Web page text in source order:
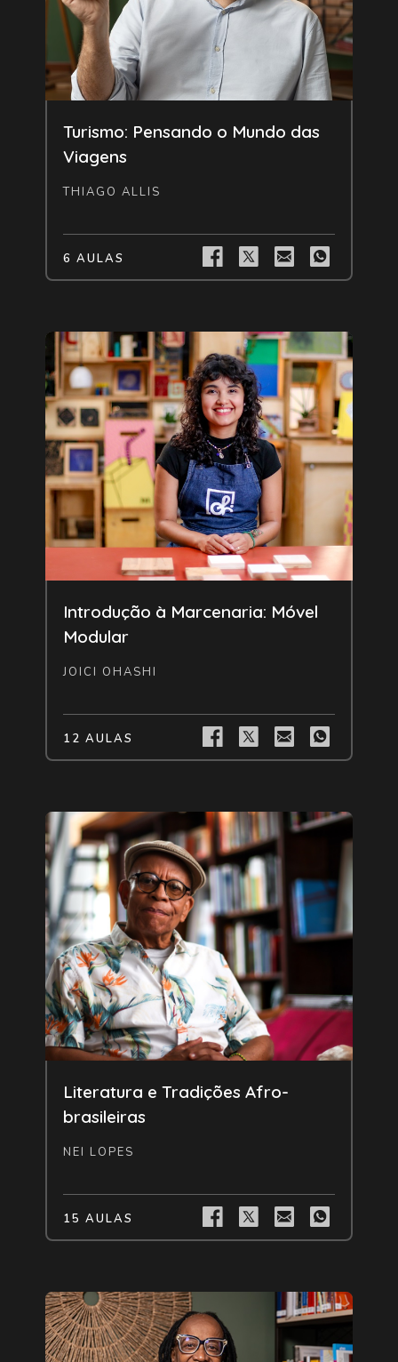
Turismo: Pensando o Mundo das
Viagens
THIAGO ALLIS
6 AULAS
Introdução à Marcenaria: Móvel
Modular
JOICI OHASHI
12 AULAS
Literatura e Tradições Afro-
brasileiras
NEI LOPES
15 AULAS